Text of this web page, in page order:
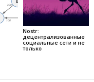
Nostr:
децентрализованные
социальные сети и не
только